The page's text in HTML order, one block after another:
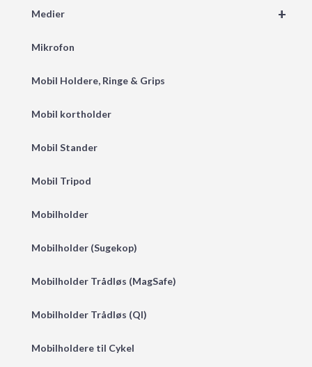
+
Medier
Mikrofon
Mobil Holdere, Ringe & Grips
Mobil kortholder
Mobil Stander
Mobil Tripod
Mobilholder
Mobilholder (Sugekop)
Mobilholder Trådløs (MagSafe)
Mobilholder Trådløs (QI)
Mobilholdere til Cykel